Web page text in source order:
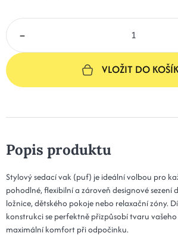
–
VLOŽIT DO
Popis produktu
Stylový sedací vak (puf) je ideální volbou pro
pohodlné, flexibilní a zároveň designové sezení
ložnice, dětského pokoje nebo relaxační zóny.
konstrukci se perfektně přizpůsobí tvaru
maximální komfort při odpočinku.